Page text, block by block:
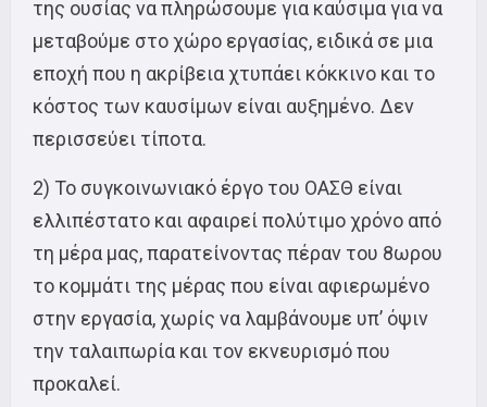
της ουσίας να πληρώσουμε για καύσιμα για να
μεταβούμε στο χώρο εργασίας, ειδικά σε μια
εποχή που η ακρίβεια χτυπάει κόκκινο και το
κόστος των καυσίμων είναι αυξημένο. Δεν
περισσεύει τίποτα.
2) Το συγκοινωνιακό έργο του ΟΑΣΘ είναι
ελλιπέστατο και αφαιρεί πολύτιμο χρόνο από
τη μέρα μας, παρατείνοντας πέραν του 8ωρου
το κομμάτι της μέρας που είναι αφιερωμένο
στην εργασία, χωρίς να λαμβάνουμε υπ’ όψιν
την ταλαιπωρία και τον εκνευρισμό που
προκαλεί.